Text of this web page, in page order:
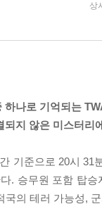
상
나로 기억되는
되지 않은 미스터리
기준으로 20시
. 승무원 포함 탑
국의 테러 가능성,